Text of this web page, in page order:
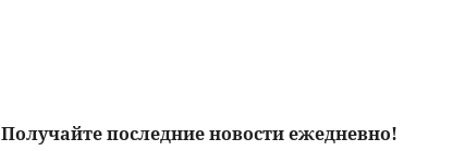
Получайте последние новости ежедневно!